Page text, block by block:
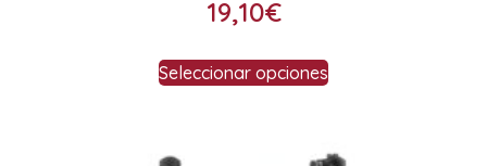
19,10€
Seleccionar opciones